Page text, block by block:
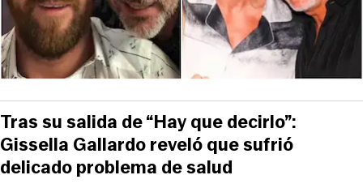
Tras su salida de “Hay que decirlo”:
Gissella Gallardo reveló que sufrió
delicado problema de salud